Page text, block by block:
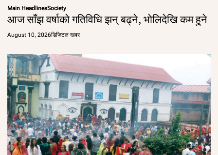
Main HeadlinesSociety
आज साँझ वर्षाको गतिविधि झन् बढ्ने, भोलिदेखि कम हुने
August 10, 2026डिजिटल खबर